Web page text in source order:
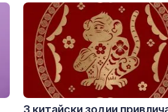
3 китайски зодии